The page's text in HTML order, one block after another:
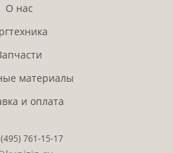
О нас
материалы
и оплата
761-15-17